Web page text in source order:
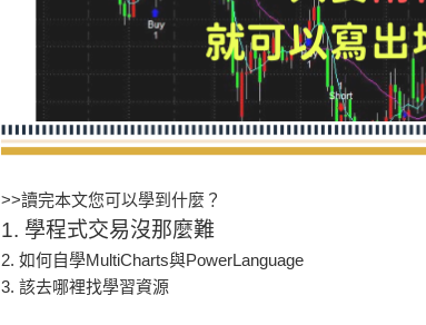
>>讀完本文您可以學到什麼？
1. 學程式交易沒那麼難
2. 如何自學MultiCharts與PowerLanguage
3. 該去哪裡找學習資源